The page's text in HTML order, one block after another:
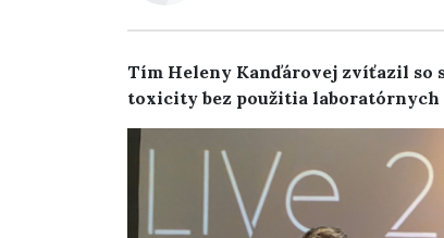
Tím Heleny Kanďárovej zvíťazil so
toxicity bez použitia